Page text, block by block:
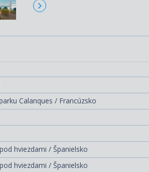
Calanques / Francúzsko
hviezdami / Španielsko
hviezdami / Španielsko